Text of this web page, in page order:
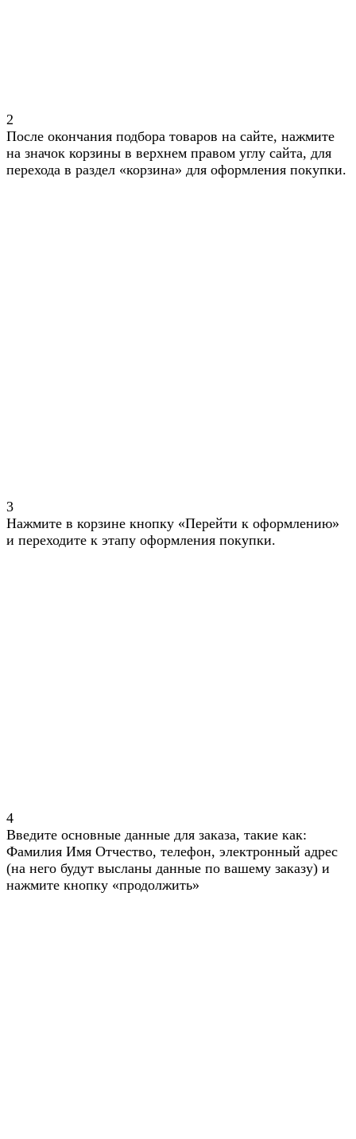
2
После окончания подбора товаров на сайте, нажмите
на значок корзины в верхнем правом углу сайта, для
перехода в раздел «корзина» для оформления покупки.
3
Нажмите в корзине кнопку «Перейти к оформлению»
и переходите к этапу оформления покупки.
4
Введите основные данные для заказа, такие как:
Фамилия Имя Отчество, телефон, электронный адрес
(на него будут высланы данные по вашему заказу) и
нажмите кнопку «продолжить»